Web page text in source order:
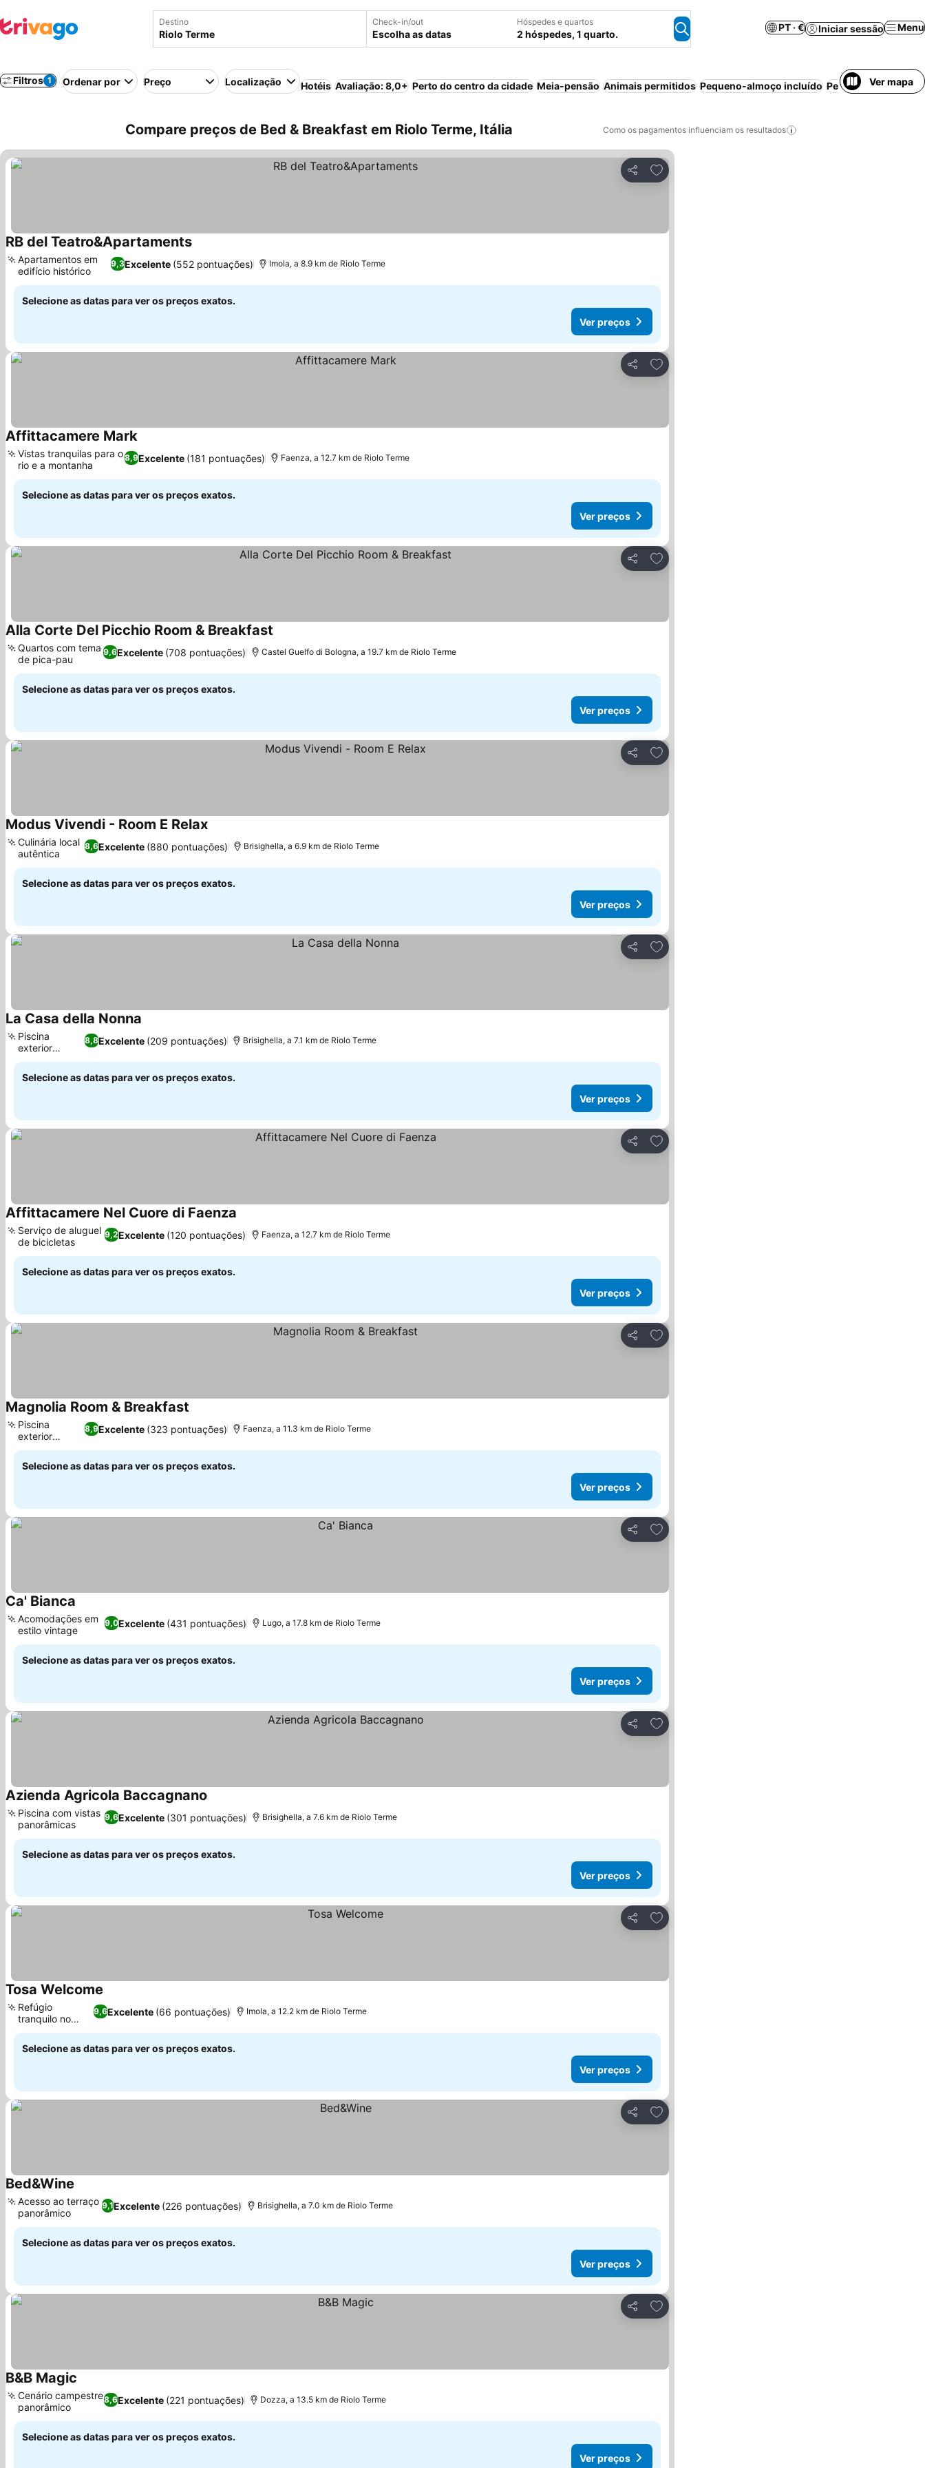
Destino Check-in/out
Escolha as datas
Hóspedes e quartos
2 hóspedes, 1 quarto.
PT · € Iniciar sessão Menu
Filtros 1 Ordenar por Preço Localização Hotéis Avaliação: 8,0+ Perto do centro da cidade Meia-pensão Animais permitidos Pequeno-almoço incluído Pensão completa
Ver mapa
Compare preços de Bed & Breakfast em Riolo Terme, Itália Como os pagamentos influenciam os resultados
Partilhar
Adicionar aos favoritos
RB del Teatro&ApartamentsVer preços
9,3Excelente (552 pontuações)
Apartamentos em
edifício histórico
Imola, a 8.9 km de Riolo Terme
Selecione as datas para ver os preços exatos.
Ver preços
Partilhar
Adicionar aos favoritos
Affittacamere MarkVer preços
8,9Excelente (181 pontuações)
Vistas tranquilas para o
rio e a montanha
Faenza, a 12.7 km de Riolo Terme
Selecione as datas para ver os preços exatos.
Ver preços
Partilhar
Adicionar aos favoritos
Alla Corte Del Picchio Room & Breakfast
9,6Excelente (708 pontuações)
Quartos com tema
de pica-pau
Castel Guelfo di Bologna, a 19.7 km de Riolo Terme
Selecione as datas para ver os preços exatos.
Ver preços
Partilhar
Adicionar aos favoritos
Modus Vivendi - Room E RelaxVer preços
8,6Excelente (880 pontuações)
Culinária local
autêntica
Brisighella, a 6.9 km de Riolo Terme
Selecione as datas para ver os preços exatos.
Ver preços
Partilhar
Adicionar aos favoritos
La Casa della Nonna
8,8Excelente (209 pontuações)
Piscina
exterior
sazonal
Brisighella, a 7.1 km de Riolo Terme
Selecione as datas para ver os preços exatos.
Ver preços
Partilhar
Adicionar aos favoritos
Affittacamere Nel Cuore di Faenza
9,2Excelente (120 pontuações)
Serviço de aluguel
de bicicletas
Faenza, a 12.7 km de Riolo Terme
Selecione as datas para ver os preços exatos.
Ver preços
Partilhar
Adicionar aos favoritos
Magnolia Room & Breakfast
8,9Excelente (323 pontuações)
Piscina
exterior
sazonal
Faenza, a 11.3 km de Riolo Terme
Selecione as datas para ver os preços exatos.
Ver preços
Partilhar
Adicionar aos favoritos
Ca' Bianca
9,0Excelente (431 pontuações)
Acomodações em
estilo vintage
Lugo, a 17.8 km de Riolo Terme
Selecione as datas para ver os preços exatos.
Ver preços
Partilhar
Adicionar aos favoritos
Azienda Agricola Baccagnano
9,6Excelente (301 pontuações)
Piscina com vistas
panorâmicas
Brisighella, a 7.6 km de Riolo Terme
Selecione as datas para ver os preços exatos.
Ver preços
Partilhar
Adicionar aos favoritos
Tosa Welcome
9,6Excelente (66 pontuações)
Refúgio
tranquilo no
jardim
Imola, a 12.2 km de Riolo Terme
Selecione as datas para ver os preços exatos.
Ver preços
Partilhar
Adicionar aos favoritos
Bed&Wine
9,1Excelente (226 pontuações)
Acesso ao terraço
panorâmico
Brisighella, a 7.0 km de Riolo Terme
Selecione as datas para ver os preços exatos.
Ver preços
Partilhar
Adicionar aos favoritos
B&B Magic
8,6Excelente (221 pontuações)
Cenário campestre
panorâmico
Dozza, a 13.5 km de Riolo Terme
Selecione as datas para ver os preços exatos.
Ver preços